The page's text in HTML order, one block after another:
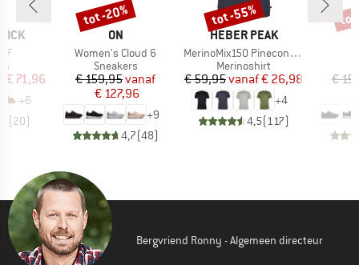
prijs
€ 71,96
+6
(20)
MERK
ON
Artikel
Women's Cloud 6
Productgroep
Sneakers
Prijs
€ 159,95Verlaagde prijs
vanaf
€ 127,96
+9
4,7(48)
Korting
tot -20%
MERK
HEBER PEAK
Artikel
MerinoMix150 PineconeHe. II T-Shirt
Productgroep
Merinoshirt
Prijs
€ 59,95 Verlaagde prijs
vanaf€ 26,98
+4
4,5(117)
Korting
tot -55%
€
tot
Bergvriend Ronny - Algemeen directeur